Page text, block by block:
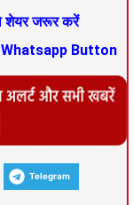
शेयर जरूर करें
Button
Telegram